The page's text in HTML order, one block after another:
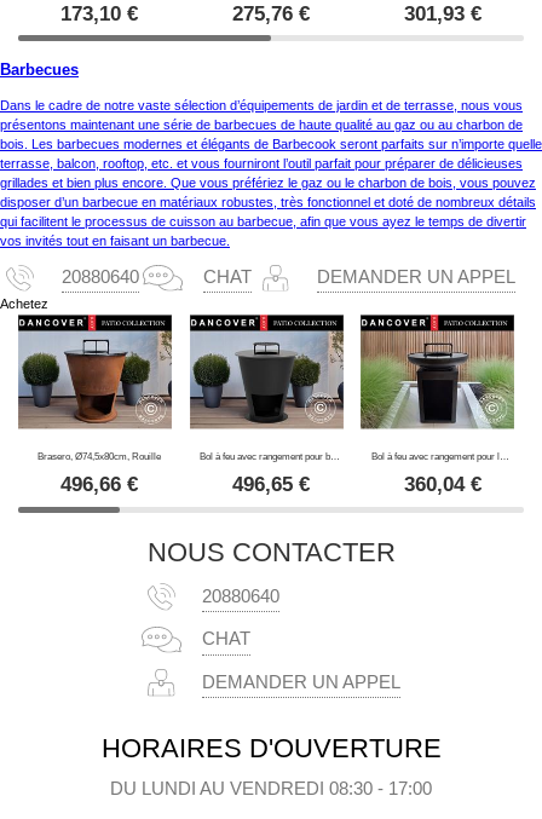
173,10 € 275,76€ 301,93€
Barbecues
Dans le cadre de notre vaste sélection d’équipements de jardin et de terrasse, nous vous
présentons maintenant une série de barbecues de haute qualité au gaz ou au charbon de
bois. Les barbecues modernes et élégants de Barbecook seront parfaits sur n’importe quelle
terrasse, balcon, rooftop, etc. et vous fourniront l’outil parfait pour préparer de délicieuses
grillades et bien plus encore. Que vous préfériez le gaz ou le charbon de bois, vous pouvez
disposer d’un barbecue en matériaux robustes, très fonctionnel et doté de nombreux détails
qui facilitent le processus de cuisson au barbecue, afin que vous ayez le temps de divertir
vos invités tout en faisant un barbecue.
20880640 CHAT DEMANDER UN APPEL
Achetez
Brasero, Ø74,5x80cm, Rouille
496,66 € 496,65€
Bol à feu avec rangement pour le bois, Ø60x73cm, Noir
360,04€
NOUS CONTACTER
20880640
CHAT
DEMANDER UN APPEL
HORAIRES D'OUVERTURE
DU LUNDI AU VENDREDI 08:30 - 17:00